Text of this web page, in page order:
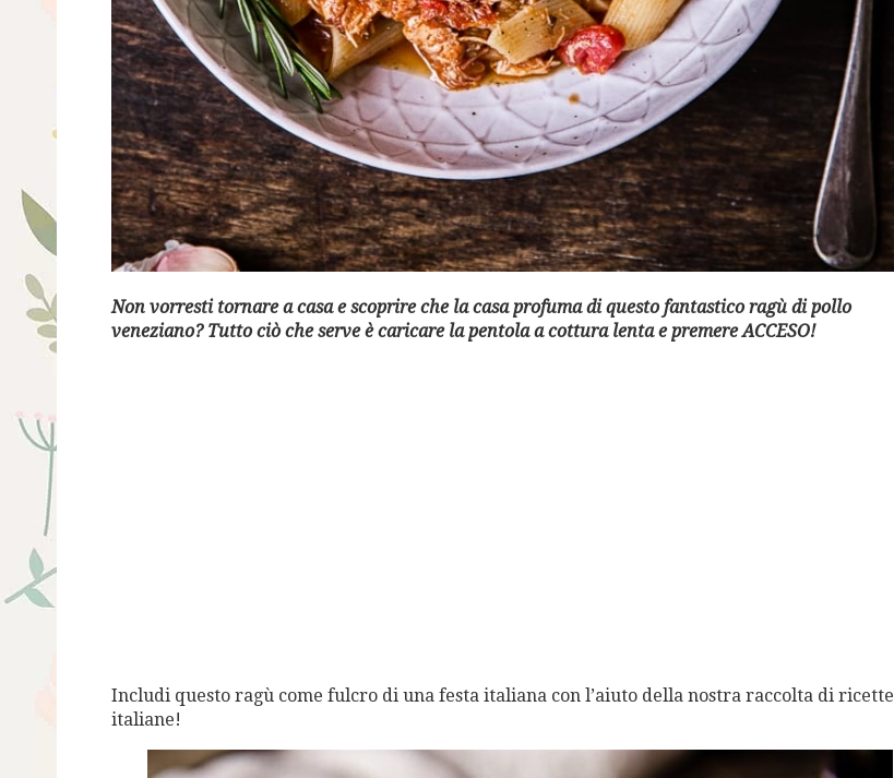
Non vorresti tornare a casa e scoprire che la casa profuma di questo fantastico ragù di pollo
veneziano? Tutto ciò che serve è caricare la pentola a cottura lenta e premere ACCESO!
Includi questo ragù come fulcro di una festa italiana con l’aiuto della nostra raccolta di ricette
italiane!